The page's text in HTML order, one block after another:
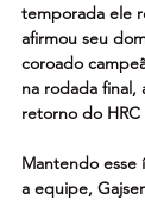
temporada ele
afirmou seu
coroado
na rodada final,
retorno do
Mantendo esse
a equipe,